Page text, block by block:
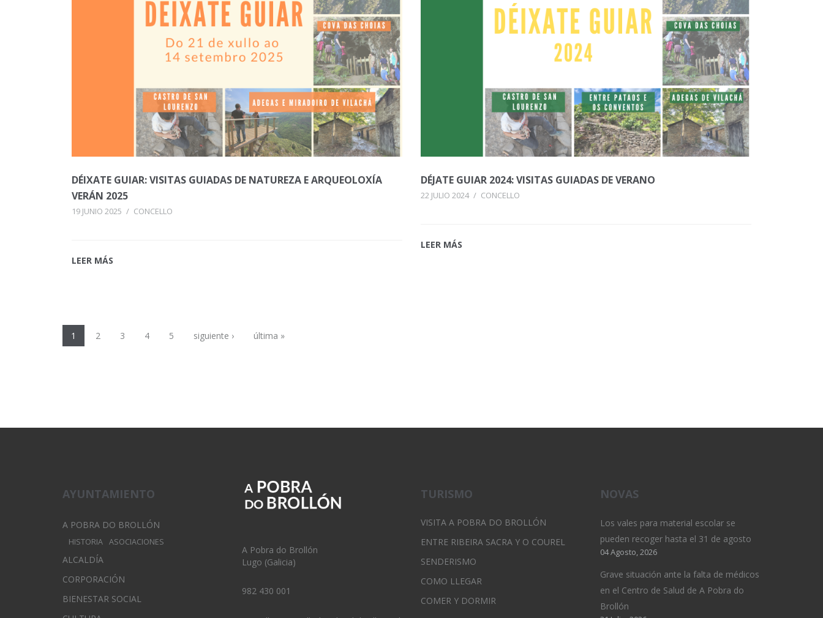
DÉIXATE GUIAR: VISITAS GUIADAS DE NATUREZA E ARQUEOLOXÍA
VERÁN 2025
19 JUNIO 2025 / CONCELLO
LEER MÁS
DÉJATE GUIAR 2024: VISITAS GUIADAS DE VERANO
22 JULIO 2024 / CONCELLO
LEER MÁS
1 2 3 4 5 siguiente › última »
AYUNTAMIENTO
A POBRA DO BROLLÓN
HISTORIA ASOCIACIONES
ALCALDÍA
CORPORACIÓN
BIENESTAR SOCIAL
A Pobra do Brollón
Lugo (Galicia)
982 430 001
TURISMO
VISITA A POBRA DO BROLLÓN
ENTRE RIBEIRA SACRA Y O COUREL
SENDERISMO
COMO LLEGAR
COMER Y DORMIR
NOVAS
Los vales para material escolar se
pueden recoger hasta el 31 de agosto
04 Agosto, 2026
Grave situación ante la falta de médicos
en el Centro de Salud de A Pobra do
Brollón